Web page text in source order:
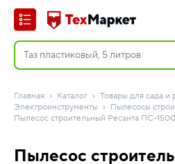
Главная Каталог
Товары для сада и
Электроинструменты
Пылесосы
Пылесос строительный Ресанта ПС-
Пылесос